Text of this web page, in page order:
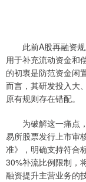
此前A股再融资规
用于补充流动资金和
的初衷是防范资金闲
而言，其研发投入大
原有规则存在错配。
为破解这一痛点，
易所股票发行上市
准》，明确支持符合
30%补流比例限制，
融资提升主营业务的